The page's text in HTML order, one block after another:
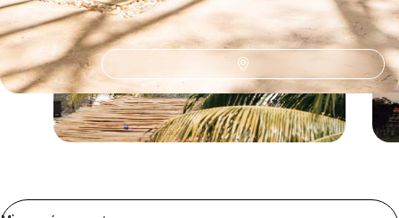
Les Caraïbes d’île en île